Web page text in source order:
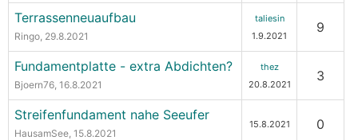
Terrassenneuaufbau
Ringo, 29.8.2021
taliesin
1.9.2021
9
Fundamentplatte - extra Abdichten?
Bjoern76, 16.8.2021
thez
20.8.2021
3
Streifenfundament nahe Seeufer
HausamSee, 15.8.2021
15.8.2021 0